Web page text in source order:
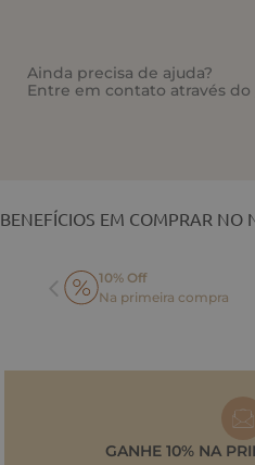
Ainda precisa de ajuda?
Entre em contato através do
BENEFÍCIOS EM COMPRAR NO
10% Off
Na primeira compra
GANHE 10% NA